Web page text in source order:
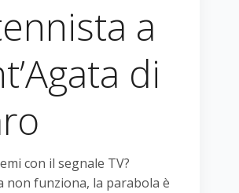
a
di
con il segnale TV?
non funziona, la parabola è